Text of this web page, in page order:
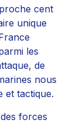
cent
unique
les
de
nous
et tactique.
forces